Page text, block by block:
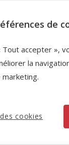
quantités
6+1 offert
valable
sélection
de
Tout accepter »,
la
cookies